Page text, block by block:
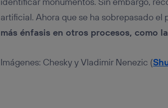
artificial. Ahora que se ha sobrepasado
más énfasis en otros procesos, como
Imágenes: Chesky y Vladimir Nenezic (